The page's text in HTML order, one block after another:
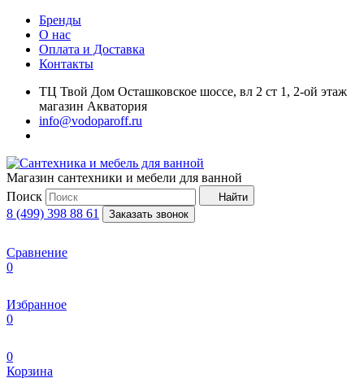
Бренды
О нас
Оплата и Доставка
Контакты
ТЦ Твой Дом Осташковское шоссе, вл 2 ст 1, 2-ой этаж
магазин Акватория
info@vodoparoff.ru
Магазин сантехники и мебели для ванной
Поиск
Найти
8 (499) 398 88 61 Заказать звонок
Сравнение
0
Избранное
0
0
Корзина